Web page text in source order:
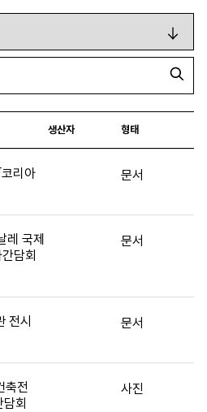
생산자 형태
코리아
문서
레 국제
담회
문서
전시
문서
축전
담회
사진